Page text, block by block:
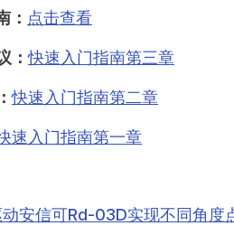
： 点击查看
：快速入门指南第三章
快速入门指南第二章
速入门指南第一章
安信可Rd-03D实现不同角度